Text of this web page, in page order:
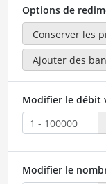
Options de
Modifier le débit
Modifier le